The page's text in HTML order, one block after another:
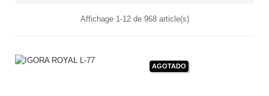
Affichage 1-12 de 968 article(s)
AGOTADO